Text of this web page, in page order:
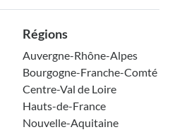
Régions
Auvergne-Rhône-Alpes
Bourgogne-Franche-Comté
Centre-Val de Loire
Hauts-de-France
Nouvelle-Aquitaine